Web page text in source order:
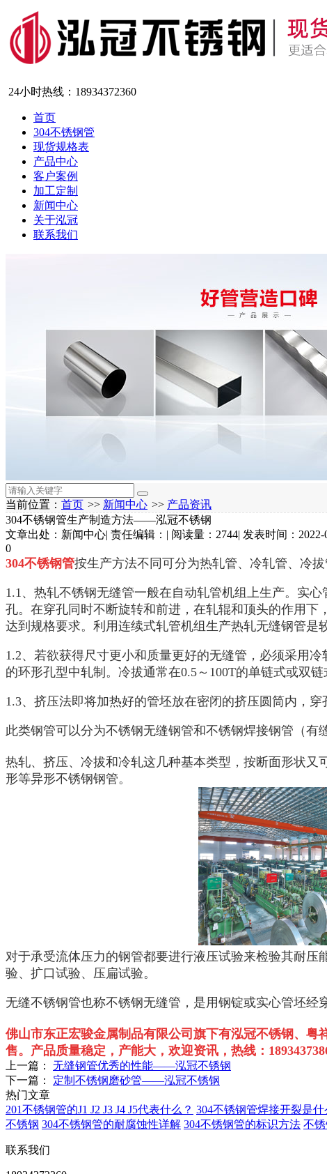
24小时热线： 18934372360
首页
304不锈钢管
现货规格表
产品中心
客户案例
加工定制
新闻中心
关于泓冠
联系我们
当前位置： 首页 >> 新闻中心 >> 产品资讯
304不锈钢管生产制造方法——泓冠不锈钢
文章出处：新闻中心| 责任编辑： | 阅读量：2744| 发表时间：2022-
0
304不锈钢管按生产方法不同可分为热轧管、冷轧管、冷拔
1.1、热轧不锈钢无缝管一般在自动轧管机组上生产。实
孔。在穿孔同时不断旋转和前进，在轧辊和顶头的作用下
达到规格要求。利用连续式轧管机组生产热轧无缝钢管是
1.2、若欲获得尺寸更小和质量更好的无缝管，必须采用
的环形孔型中轧制。冷拔通常在0.5～100T的单链式或双链
1.3、挤压法即将加热好的管坯放在密闭的挤压圆筒内，
此类钢管可以分为不锈钢无缝钢管和不锈钢焊接钢管（有
热轧、挤压、冷拔和冷轧这几种基本类型，按断面形状
形等异形不锈钢钢管。
对于承受流体压力的钢管都要进行液压试验来检验其耐
验、扩口试验、压扁试验。
无缝不锈钢管也称不锈钢无缝管，是用钢锭或实心管坯经
佛山市东正宏骏金属制品有限公司旗下有泓冠不锈钢、粤
售。 产品质量稳定，产能大，欢迎资讯，热线：
上一篇： 无缝钢管优秀的性能——泓冠不锈钢
下一篇： 定制不锈钢磨砂管——泓冠不锈钢
热门文章
201不锈钢管的J1 J2 J3 J4 J5代表什么？ 304不锈钢管焊接开裂是什
不锈钢 304不锈钢管的耐腐蚀性详解 304不锈钢管的标识方法 不
联系我们